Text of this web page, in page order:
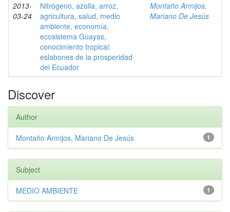
2013-
03-24
Nitrógeno, azolla, arroz,
agricultura, salud, medio
ambiente, economía,
ecosistema Guayas,
conocimiento tropical:
eslabones de la prosperidad
del Ecuador
Montaño Armijos,
Mariano De Jesús
Discover
Author
1
Montaño Armijos, Mariano De Jesús
Subject
1
MEDIO AMBIENTE